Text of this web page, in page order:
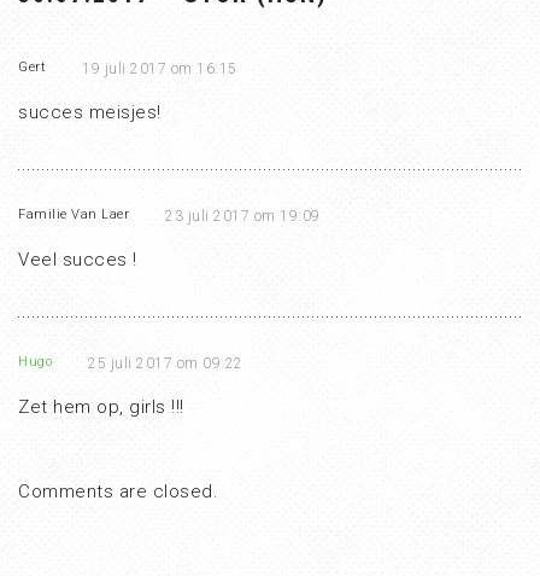
Gert 19 juli 2017 om 16:15
succes meisjes!
Familie Van Laer 23 juli 2017 om 19:09
Veel succes !
Hugo 25 juli 2017 om 09:22
Zet hem op, girls !!!
Comments are closed.